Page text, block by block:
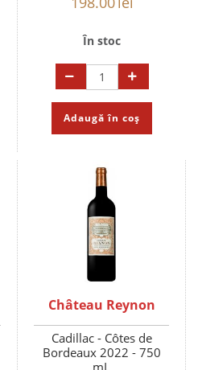
În stoc
Adaugă în coș
Château Reynon
Cadillac - Côtes de
Bordeaux 2022 - 750
mL